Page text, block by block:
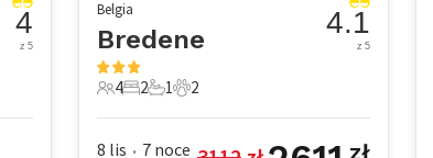
4
z 5
Belgia
Bredene
4 Goście
4
2 Sypialnie
2
1 Łazienka
1
2 Zwierzęta domowe
2
4.1
z 5
8 lis • 7 noce zł